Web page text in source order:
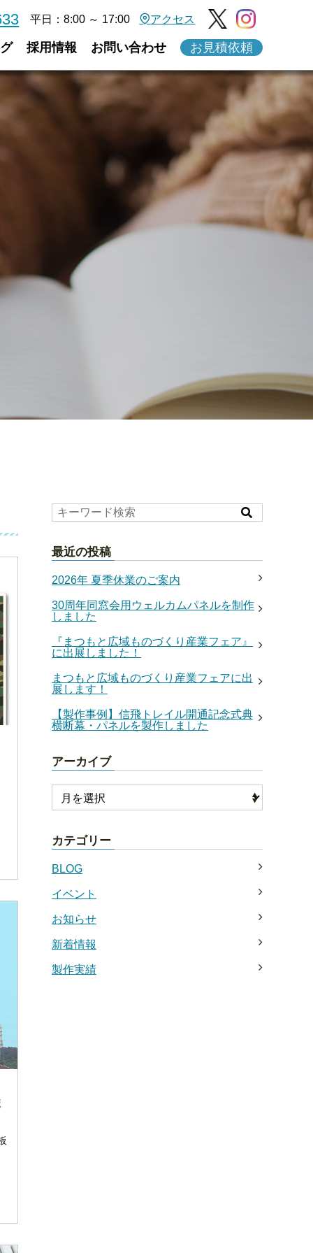
平日：8:00 ～ 17:00 アクセス
採用情報 お問い合わせ お見積依頼
最近の投稿
2026年 夏季休業のご案内
30周年同窓会用ウェルカムパネルを制作
しました
『まつもと広域ものづくり産業フェア』
に出展しました！
まつもと広域ものづくり産業フェアに出
展します！
【製作事例】信飛トレイル開通記念式典
横断幕・パネルを製作しました
アーカイブ
カテゴリー
BLOG
イベント
お知らせ
新着情報
製作実績